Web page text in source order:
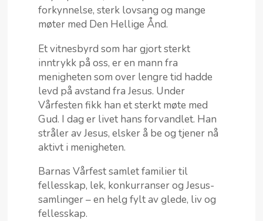
forkynnelse, sterk lovsang og mange
møter med Den Hellige Ånd.
Et vitnesbyrd som har gjort sterkt
inntrykk på oss, er en mann fra
menigheten som over lengre tid hadde
levd på avstand fra Jesus. Under
Vårfesten fikk han et sterkt møte med
Gud. I dag er livet hans forvandlet. Han
stråler av Jesus, elsker å be og tjener nå
aktivt i menigheten.
Barnas Vårfest samlet familier til
fellesskap, lek, konkurranser og Jesus-
samlinger – en helg fylt av glede, liv og
fellesskap.